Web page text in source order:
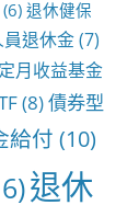
(6) 退休健保
退休金(7)
月收益基金
(8)債券型
給付 (10)
退休